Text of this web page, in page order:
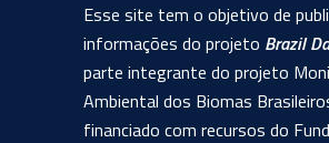
Esse site tem o objetivo de
informações do projeto Brazil
parte integrante do projeto
Ambiental dos Biomas
financiado com recursos do